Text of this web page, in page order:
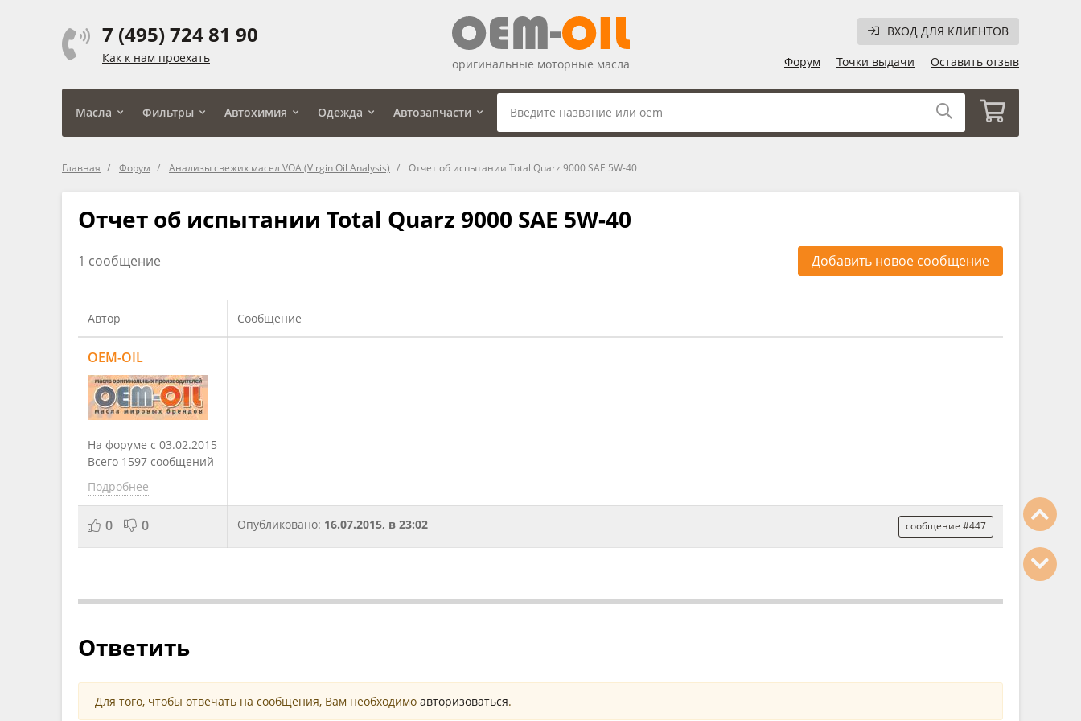
7 (495) 724 81 90
Как к нам проехать
ВХОД ДЛЯ КЛИЕНТОВ
Форум
Точки выдачи Оставить отзыв
оригинальные моторные масла
Масла Фильтры Автохимия Одежда Автозапчасти
Главная Форум Анализы свежих масел VOA (Virgin Oil Analysis) Отчет об испытании Total Quarz 9000 SAE 5W-40
Отчет об испытании Total Quarz 9000 SAE 5W-40
1 сообщение Добавить новое сообщение
Автор Сообщение
OEM-OIL
На форуме с 03.02.2015
Всего 1597 сообщений
Подробнее
0 0 Опубликовано: 16.07.2015, в 23:02 сообщение #447
Ответить
Для того, чтобы отвечать на сообщения, Вам необходимо авторизоваться.